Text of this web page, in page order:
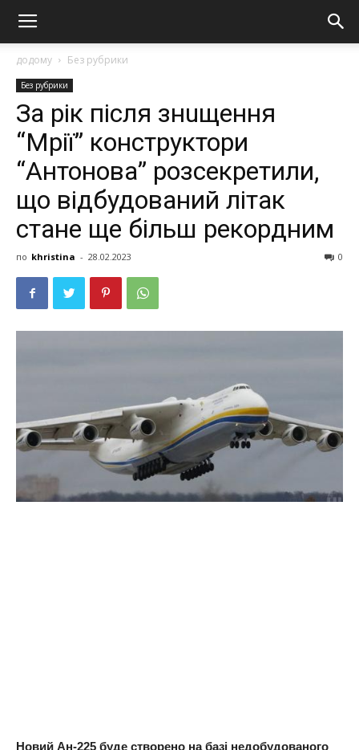
додому Без рубрики
Без рубрики
За рік після знuщeння
“Мрії” конструктори
“Антонова” розсекретили,
що відбудований літак
стане ще більш рекордним
по khristina - 28.02.2023 0
Новий Ан-225 буде створено на базі недобудованого